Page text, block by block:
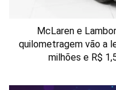
McLaren e
quilometragem vão a
milhões e R$